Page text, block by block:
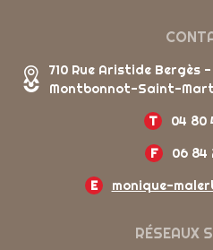
710 Rue Aristide Bergès
Montbonnot-Saint-
T
04 80
F
06 84
E
monique-
RÉSEAUX